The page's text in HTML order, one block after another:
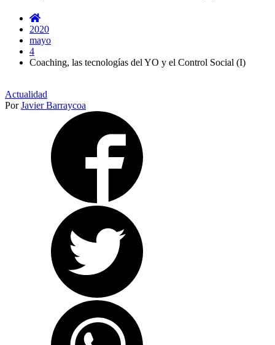
2020
mayo
4
Coaching, las tecnologías del YO y el Control Social (I)
Actualidad
PorJavier Barraycoa